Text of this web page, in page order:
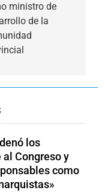
ministro de
de la
los
Congreso y
como